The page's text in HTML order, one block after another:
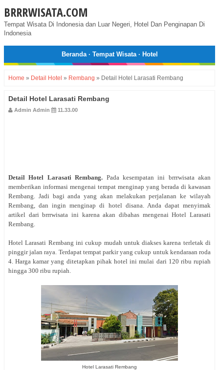
BRRRWISATA.COM
Tempat Wisata Di Indonesia dan Luar Negeri, Hotel Dan Penginapan Di
Indonesia
Beranda· Tempat Wisata· Hotel
Home » Detail Hotel » Rembang » Detail Hotel Larasati Rembang
Detail Hotel Larasati Rembang
Admin Admin 11.33.00
Detail Hotel Larasati Rembang. Pada kesempatan ini brrrwisata akan
memberikan informasi mengenai tempat menginap yang berada di kawasan
Rembang. Jadi bagi anda yang akan melakukan perjalanan ke wilayah
Rembang, dan ingin menginap di hotel disana. Anda dapat menyimak
artikel dari brrrwisata ini karena akan dibahas mengenai Hotel Larasati
Rembang.
Hotel Larasati Rembang ini cukup mudah untuk diakses karena terletak di
pinggir jalan raya. Terdapat tempat parkir yang cukup untuk kendaraan roda
4. Harga kamar yang ditetapkan pihak hotel ini mulai dari 120 ribu rupiah
hingga 300 ribu rupiah.
Hotel Larasati Rembang